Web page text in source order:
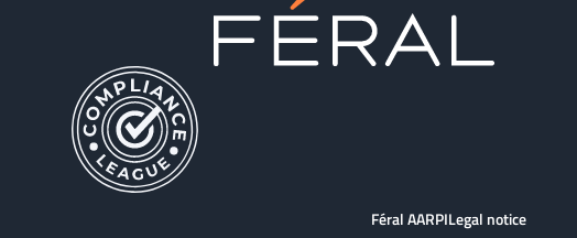
Féral AARPILegal notice